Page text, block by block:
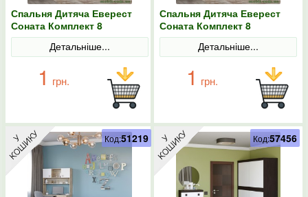
Спальня Дитяча Еверест
Соната Комплект 8
(модульна - 3 елементи)
венге темний/білий
Детальніше...
1 грн.
Спальня Дитяча Еверест
Соната Комплект 8
(модульна - 3 елементи)
дуб сонома/білий
Детальніше...
1 грн.
Код:51219 Код:57456